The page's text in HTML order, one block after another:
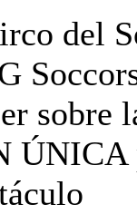
del
sobre